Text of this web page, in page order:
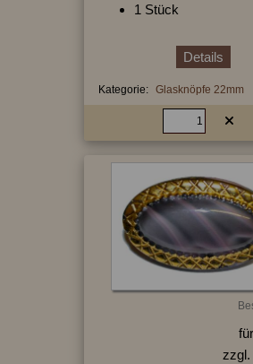
1 Stück
Details
Kategorie: Glasknöpfe 22mm
für
zzgl.